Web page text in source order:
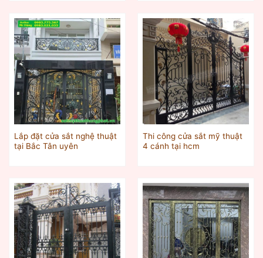
Lắp đặt cửa sắt nghệ thuật
tại Bắc Tân uyên
Thi công cửa sắt mỹ thuật
4 cánh tại hcm